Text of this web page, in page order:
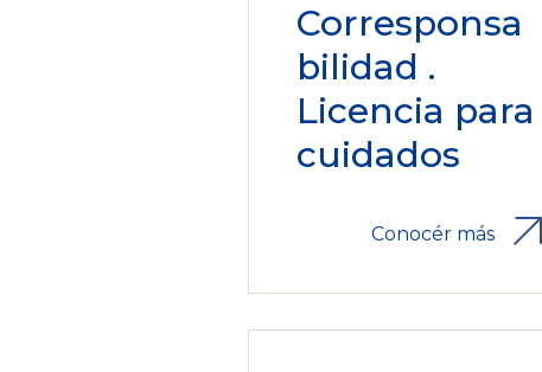
Corresponsa
bilidad .
Licencia para
cuidados
Conocér más